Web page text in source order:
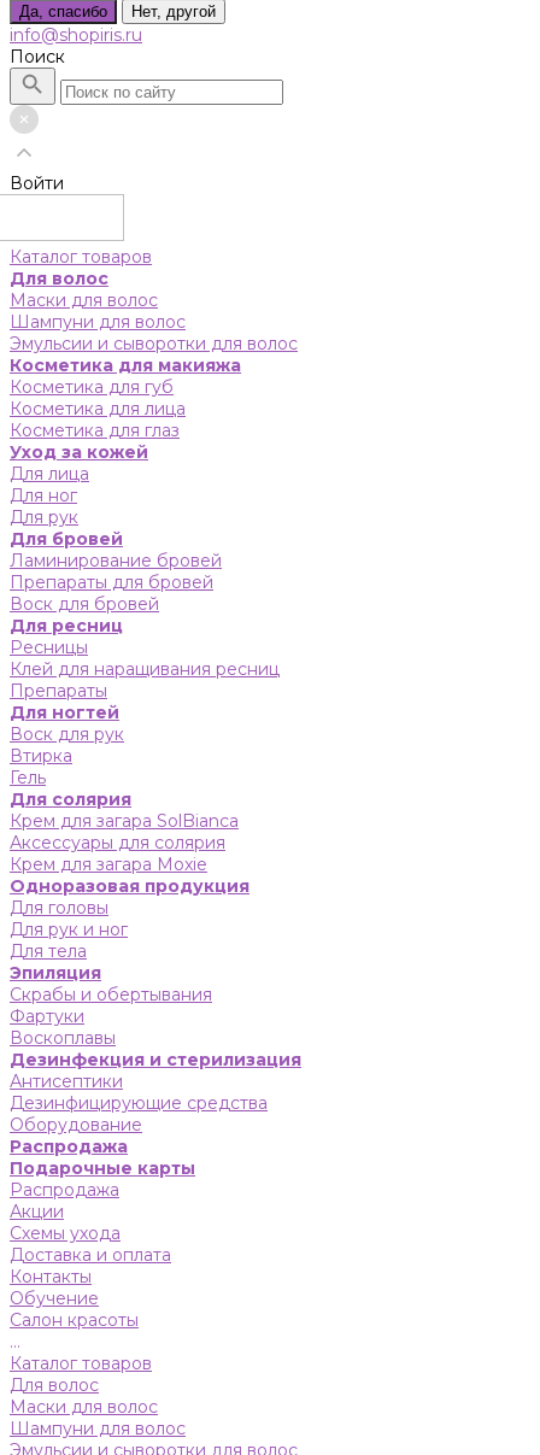
Да, спасибо Нет, другой
info@shopiris.ru
Поиск
Войти
Каталог товаров
Для волос
Маски для волос
Шампуни для волос
Эмульсии и сыворотки для волос
Косметика для макияжа
Косметика для губ
Косметика для лица
Косметика для глаз
Уход за кожей
Для лица
Для ног
Для рук
Для бровей
Ламинирование бровей
Препараты для бровей
Воск для бровей
Для ресниц
Ресницы
Клей для наращивания ресниц
Препараты
Для ногтей
Воск для рук
Втирка
Гель
Для солярия
Крем для загара SolBianca
Аксессуары для солярия
Крем для загара Moxie
Одноразовая продукция
Для головы
Для рук и ног
Для тела
Эпиляция
Скрабы и обертывания
Фартуки
Воскоплавы
Дезинфекция и стерилизация
Антисептики
Дезинфицирующие средства
Оборудование
Распродажа
Подарочные карты
Распродажа
Акции
Схемы ухода
Доставка и оплата
Контакты
Обучение
Салон красоты
...
Каталог товаров
Для волос
Маски для волос
Шампуни для волос
Эмульсии и сыворотки для волос